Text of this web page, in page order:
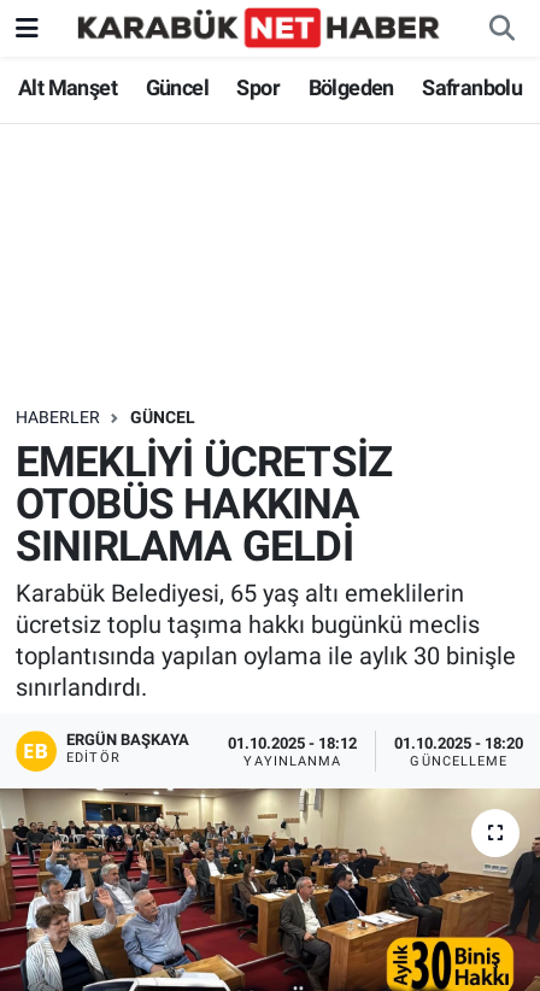
Alt Manşet Güncel Spor Bölgeden Safranbolu
HABERLER GÜNCEL
EMEKLİYİ ÜCRETSİZ
OTOBÜS HAKKINA
SINIRLAMA GELDİ
Karabük Belediyesi, 65 yaş altı emeklilerin
ücretsiz toplu taşıma hakkı bugünkü meclis
toplantısında yapılan oylama ile aylık 30 binişle
sınırlandırdı.
ERGÜN BAŞKAYA
EDITÖR
01.10.2025 - 18:12
YAYINLANMA
01.10.2025 - 18:20
GÜNCELLEME